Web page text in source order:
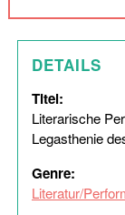
DETAILS
Titel:
Literarische
Legasthenie
Genre:
Literatur/